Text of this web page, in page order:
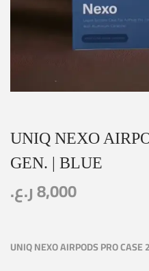
UNIQ NEXO
GEN. | BLUE
8,000ر.ع.
UNIQ NEXO AIRPODS PRO CASE